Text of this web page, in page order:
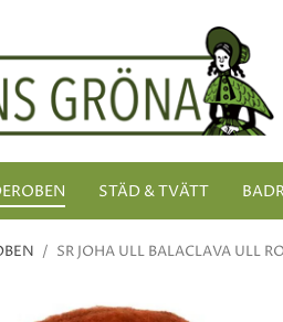
STÄD & TVÄTT
/ SR JOHA ULL BALACLAVA ULL